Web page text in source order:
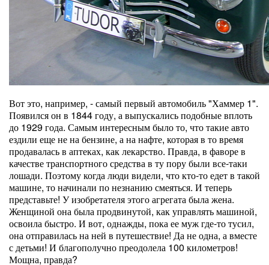
Вот это, например, - самый первый автомобиль "Хаммер 1".
Появился он в 1844 году, а выпускались подобные вплоть
до 1929 года. Самым интересным было то, что такие авто
ездили еще не на бензине, а на нафте, которая в то время
продавалась в аптеках, как лекарство. Правда, в фаворе в
качестве транспортного средства в ту пору были все-таки
лошади. Поэтому когда люди видели, что кто-то едет в такой
машине, то начинали по незнанию смеяться. И теперь
представьте! У изобретателя этого агрегата была жена.
Женщиной она была продвинутой, как управлять машиной,
освоила быстро. И вот, однажды, пока ее муж где-то тусил,
она отправилась на ней в путешествие! Да не одна, а вместе
с детьми! И благополучно преодолела 100 километров!
Мощна, правда?